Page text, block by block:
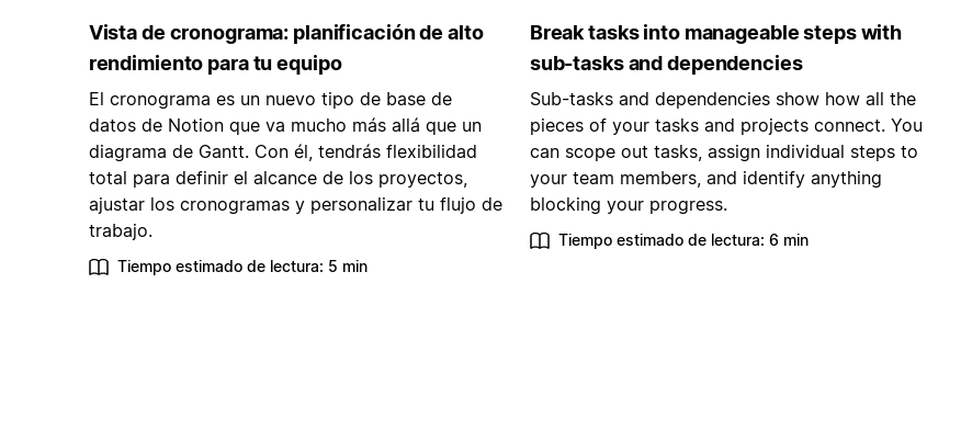
Vista de cronograma: planificación de alto
rendimiento para tu equipo
El cronograma es un nuevo tipo de base de
datos de Notion que va mucho más allá que un
diagrama de Gantt. Con él, tendrás flexibilidad
total para definir el alcance de los proyectos,
ajustar los cronogramas y personalizar tu flujo de
trabajo.
Tiempo estimado de lectura: 5 min
Break tasks into manageable steps with
sub-tasks and dependencies
Sub-tasks and dependencies show how all the
pieces of your tasks and projects connect. You
can scope out tasks, assign individual steps to
your team members, and identify anything
blocking your progress.
Tiempo estimado de lectura: 6 min